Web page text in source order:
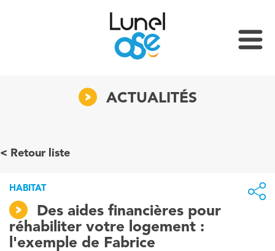
ACTUALITÉS
Retour liste
Des aides financières pour
réhabiliter votre logement :
l'exemple de Fabrice
HABITAT